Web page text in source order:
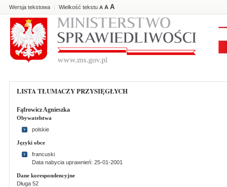
Wersja tekstowa | Wielkość tekstu A A A
LISTA TŁUMACZY PRZYSIĘGŁYCH
Fąfrowicz Agnieszka
Obywatelstwa
polskie
Języki obce
francuski
Data nabycia uprawnień: 25-01-2001
Dane korespondencyjne
Długa 52